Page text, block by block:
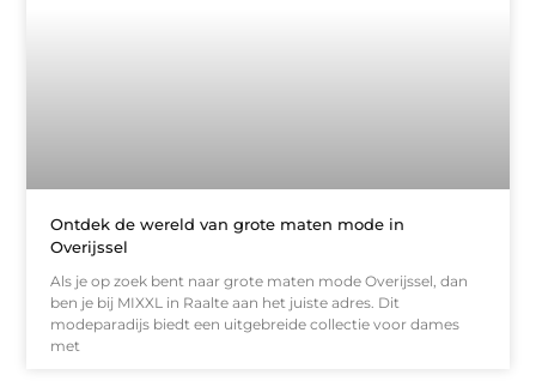
Ontdek de wereld van grote maten mode in
Overijssel
Als je op zoek bent naar grote maten mode Overijssel, dan
ben je bij MIXXL in Raalte aan het juiste adres. Dit
modeparadijs biedt een uitgebreide collectie voor dames
met